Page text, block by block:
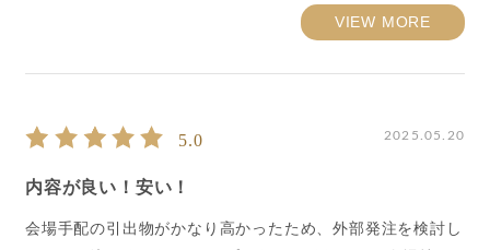
VIEW MORE
5.0
内容が良い！安い！
2025.05.20
会場手配の引出物がかなり高かったため、外部発注を検討し